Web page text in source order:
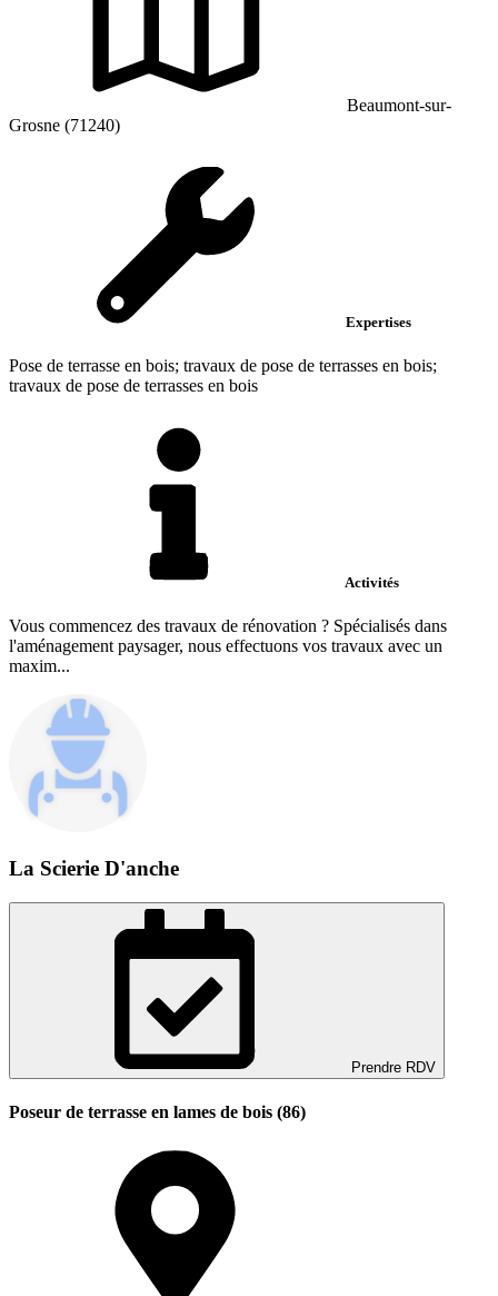
Beaumont-sur-
Grosne (71240)
Expertises
Pose de terrasse en bois; travaux de pose de terrasses en bois;
travaux de pose de terrasses en bois
Activités
Vous commencez des travaux de rénovation ? Spécialisés dans
l'aménagement paysager, nous effectuons vos travaux avec un
maxim...
La Scierie D'anche
Prendre RDV
Poseur de terrasse en lames de bois (86)